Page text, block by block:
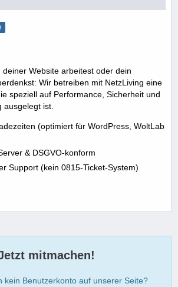
Website arbeitest oder dein
Wir betreiben mit NetzLiving eine
speziell auf Performance, Sicherheit und
ausgelegt ist.
(optimiert für WordPress, WoltLab
& DSGVO-konform
Support (kein 0815-Ticket-System)
mitmachen!
kein Benutzerkonto auf unserer Seite?